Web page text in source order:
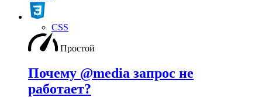
CSS
Простой
Почему @media запрос не
работает?